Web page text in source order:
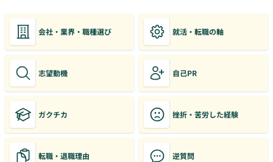
会社・業界・職種選び 就活・転職の軸
志望動機 自己PR
ガクチカ 挫折・苦労した経験
転職・退職理由 逆質問